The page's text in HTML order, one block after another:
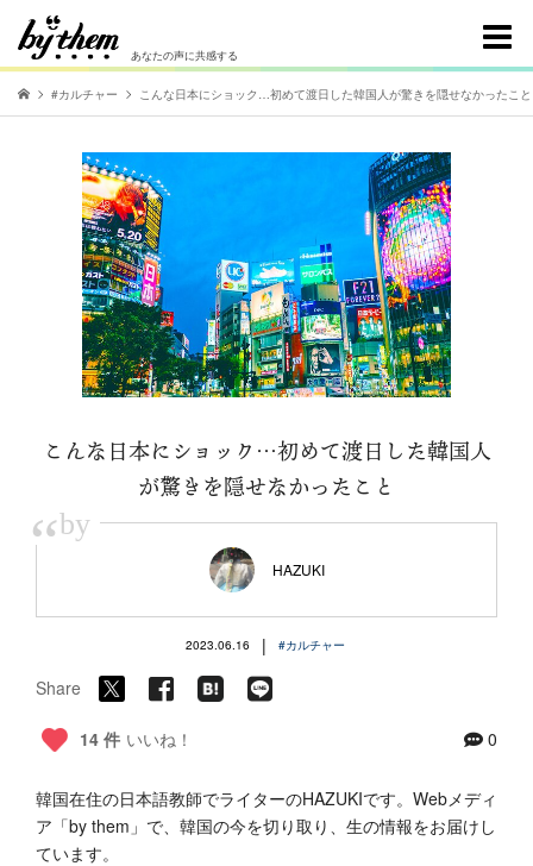
あなたの声に共感する
#カルチャー こんな日本にショック…初めて渡日した韓国人が驚きを隠せなかったこと
こんな日本にショック…初めて渡日した韓国人
が驚きを隠せなかったこと
“by
HAZUKI
2023.06.16 | #カルチャー
Share
14 件 いいね！ 0
韓国在住の日本語教師でライターのHAZUKIです。Webメディ
ア「by them」で、韓国の今を切り取り、生の情報をお届けし
ています。